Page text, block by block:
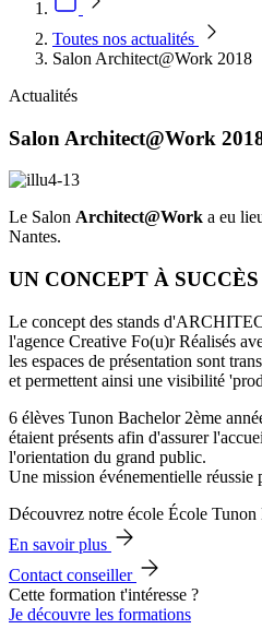
Toutes nos actualités
Salon Architect@Work 2018
Actualités
Salon Architect@Work
Le Salon Architect@Work a eu
Nantes.
UN CONCEPT À SUCCÈS
Le concept des stands
l'agence Creative Fo(u)r Réalisés
les espaces de présentation sont
et permettent ainsi une visibilité
6 élèves Tunon Bachelor 2ème
étaient présents afin d'assurer
l'orientation du grand public.
Une mission événementielle réussie
Découvrez notre école École Tunon
En savoir plus
Contact conseiller
Cette formation t'intéresse ?
Je découvre les formations